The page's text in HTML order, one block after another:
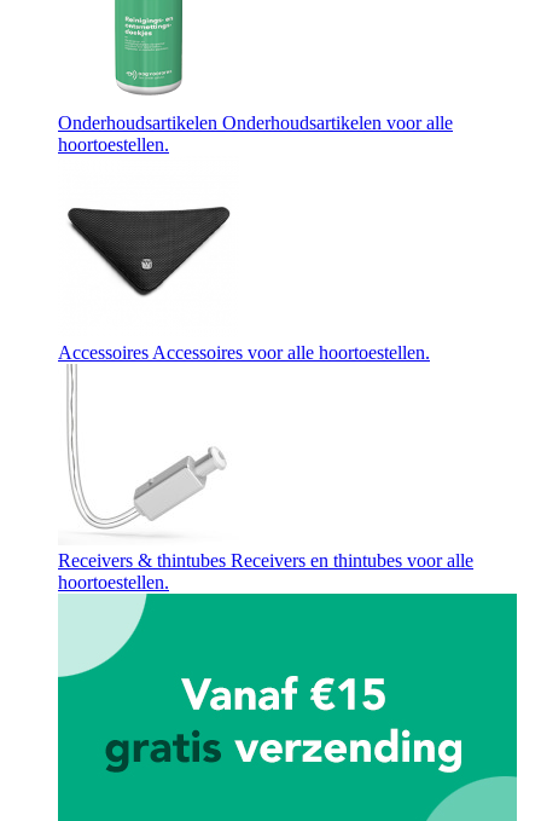
Onderhoudsartikelen Onderhoudsartikelen voor alle
hoortoestellen.
AccessoiresAccessoires voor alle hoortoestellen.
Receivers & thintubes Receivers en thintubes voor alle
hoortoestellen.